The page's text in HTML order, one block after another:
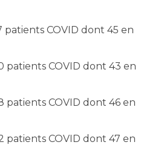
patients COVID dont 45 en
patients COVID dont 43 en
patients COVID dont 46 en
patients COVID dont 47 en